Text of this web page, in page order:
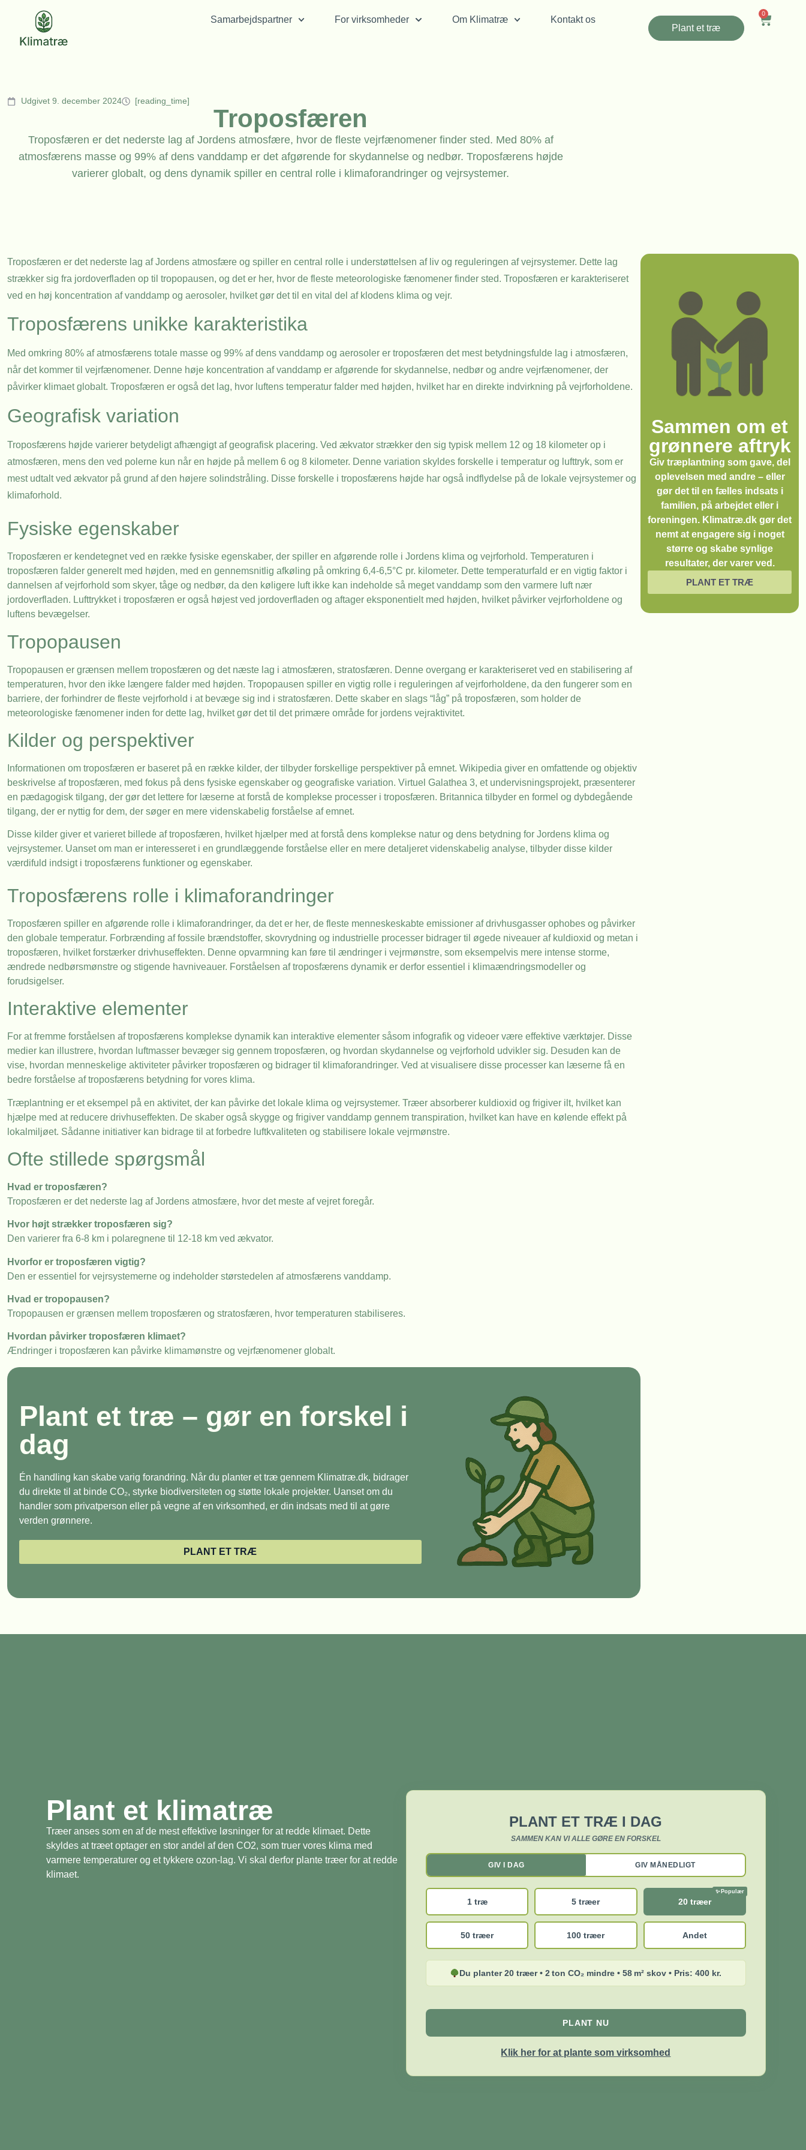
Samarbejdspartner For virksomheder Om Klimatræ
Kontakt os
Plant et træ
0
Udgivet 9. december 2024 [reading_time]
Troposfæren
Troposfæren er det nederste lag af Jordens atmosfære, hvor de fleste vejrfænomener finder sted. Med 80% af
atmosfærens masse og 99% af dens vanddamp er det afgørende for skydannelse og nedbør. Troposfærens højde
varierer globalt, og dens dynamik spiller en central rolle i klimaforandringer og vejrsystemer.
Troposfæren er det nederste lag af Jordens atmosfære og spiller en central rolle i understøttelsen af liv og reguleringen af vejrsystemer. Dette lag
strækker sig fra jordoverfladen op til tropopausen, og det er her, hvor de fleste meteorologiske fænomener finder sted. Troposfæren er karakteriseret
ved en høj koncentration af vanddamp og aerosoler, hvilket gør det til en vital del af klodens klima og vejr.
Troposfærens unikke karakteristika
Med omkring 80% af atmosfærens totale masse og 99% af dens vanddamp og aerosoler er troposfæren det mest betydningsfulde lag i atmosfæren,
når det kommer til vejrfænomener. Denne høje koncentration af vanddamp er afgørende for skydannelse, nedbør og andre vejrfænomener, der
påvirker klimaet globalt. Troposfæren er også det lag, hvor luftens temperatur falder med højden, hvilket har en direkte indvirkning på vejrforholdene.
Geografisk variation
Troposfærens højde varierer betydeligt afhængigt af geografisk placering. Ved ækvator strækker den sig typisk mellem 12 og 18 kilometer op i
atmosfæren, mens den ved polerne kun når en højde på mellem 6 og 8 kilometer. Denne variation skyldes forskelle i temperatur og lufttryk, som er
mest udtalt ved ækvator på grund af den højere solindstråling. Disse forskelle i troposfærens højde har også indflydelse på de lokale vejrsystemer og
klimaforhold.
Fysiske egenskaber
Troposfæren er kendetegnet ved en række fysiske egenskaber, der spiller en afgørende rolle i Jordens klima og vejrforhold. Temperaturen i
troposfæren falder generelt med højden, med en gennemsnitlig afkøling på omkring 6,4-6,5°C pr. kilometer. Dette temperaturfald er en vigtig faktor i
dannelsen af vejrforhold som skyer, tåge og nedbør, da den køligere luft ikke kan indeholde så meget vanddamp som den varmere luft nær
jordoverfladen. Lufttrykket i troposfæren er også højest ved jordoverfladen og aftager eksponentielt med højden, hvilket påvirker vejrforholdene og
luftens bevægelser.
Tropopausen
Tropopausen er grænsen mellem troposfæren og det næste lag i atmosfæren, stratosfæren. Denne overgang er karakteriseret ved en stabilisering af
temperaturen, hvor den ikke længere falder med højden. Tropopausen spiller en vigtig rolle i reguleringen af vejrforholdene, da den fungerer som en
barriere, der forhindrer de fleste vejrforhold i at bevæge sig ind i stratosfæren. Dette skaber en slags “låg” på troposfæren, som holder de
meteorologiske fænomener inden for dette lag, hvilket gør det til det primære område for jordens vejraktivitet.
Kilder og perspektiver
Informationen om troposfæren er baseret på en række kilder, der tilbyder forskellige perspektiver på emnet. Wikipedia giver en omfattende og objektiv
beskrivelse af troposfæren, med fokus på dens fysiske egenskaber og geografiske variation. Virtuel Galathea 3, et undervisningsprojekt, præsenterer
en pædagogisk tilgang, der gør det lettere for læserne at forstå de komplekse processer i troposfæren. Britannica tilbyder en formel og dybdegående
tilgang, der er nyttig for dem, der søger en mere videnskabelig forståelse af emnet.
Disse kilder giver et varieret billede af troposfæren, hvilket hjælper med at forstå dens komplekse natur og dens betydning for Jordens klima og
vejrsystemer. Uanset om man er interesseret i en grundlæggende forståelse eller en mere detaljeret videnskabelig analyse, tilbyder disse kilder
værdifuld indsigt i troposfærens funktioner og egenskaber.
Troposfærens rolle i klimaforandringer
Troposfæren spiller en afgørende rolle i klimaforandringer, da det er her, de fleste menneskeskabte emissioner af drivhusgasser ophobes og påvirker
den globale temperatur. Forbrænding af fossile brændstoffer, skovrydning og industrielle processer bidrager til øgede niveauer af kuldioxid og metan i
troposfæren, hvilket forstærker drivhuseffekten. Denne opvarmning kan føre til ændringer i vejrmønstre, som eksempelvis mere intense storme,
ændrede nedbørsmønstre og stigende havniveauer. Forståelsen af troposfærens dynamik er derfor essentiel i klimaændringsmodeller og
forudsigelser.
Interaktive elementer
For at fremme forståelsen af troposfærens komplekse dynamik kan interaktive elementer såsom infografik og videoer være effektive værktøjer. Disse
medier kan illustrere, hvordan luftmasser bevæger sig gennem troposfæren, og hvordan skydannelse og vejrforhold udvikler sig. Desuden kan de
vise, hvordan menneskelige aktiviteter påvirker troposfæren og bidrager til klimaforandringer. Ved at visualisere disse processer kan læserne få en
bedre forståelse af troposfærens betydning for vores klima.
Træplantning er et eksempel på en aktivitet, der kan påvirke det lokale klima og vejrsystemer. Træer absorberer kuldioxid og frigiver ilt, hvilket kan
hjælpe med at reducere drivhuseffekten. De skaber også skygge og frigiver vanddamp gennem transpiration, hvilket kan have en kølende effekt på
lokalmiljøet. Sådanne initiativer kan bidrage til at forbedre luftkvaliteten og stabilisere lokale vejrmønstre.
Ofte stillede spørgsmål
Hvad er troposfæren?
Troposfæren er det nederste lag af Jordens atmosfære, hvor det meste af vejret foregår.
Hvor højt strækker troposfæren sig?
Den varierer fra 6-8 km i polaregnene til 12-18 km ved ækvator.
Hvorfor er troposfæren vigtig?
Den er essentiel for vejrsystemerne og indeholder størstedelen af atmosfærens vanddamp.
Hvad er tropopausen?
Tropopausen er grænsen mellem troposfæren og stratosfæren, hvor temperaturen stabiliseres.
Hvordan påvirker troposfæren klimaet?
Ændringer i troposfæren kan påvirke klimamønstre og vejrfænomener globalt.
Plant et træ – gør en forskel i
dag
Én handling kan skabe varig forandring. Når du planter et træ gennem Klimatræ.dk, bidrager
du direkte til at binde CO₂, styrke biodiversiteten og støtte lokale projekter. Uanset om du
handler som privatperson eller på vegne af en virksomhed, er din indsats med til at gøre
verden grønnere.
PLANT ET TRÆ
Sammen om et
grønnere aftryk
Giv træplantning som gave, del
oplevelsen med andre – eller
gør det til en fælles indsats i
familien, på arbejdet eller i
foreningen. Klimatræ.dk gør det
nemt at engagere sig i noget
større og skabe synlige
resultater, der varer ved.
PLANT ET TRÆ
Plant et klimatræ
Træer anses som en af de mest effektive løsninger for at redde klimaet. Dette
skyldes at træet optager en stor andel af den CO2, som truer vores klima med
varmere temperaturer og et tykkere ozon-lag. Vi skal derfor plante træer for at redde
klimaet.
PLANT ET TRÆ I DAG
SAMMEN KAN VI ALLE GØRE EN FORSKEL
GIV I DAG GIV MÅNEDLIGT
1 træ 5 træer 20 træer
50 træer 100 træer Andet
Du planter 20 træer • 2 ton CO₂ mindre • 58 m² skov • Pris: 400 kr.
PLANT NU
Klik her for at plante som virksomhed